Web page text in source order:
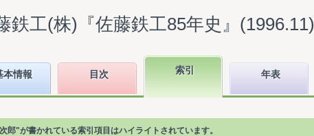
鉄工(株)『佐藤鉄工85年史』(1996.11)
本情報 目次 索引 年表
郎"が書かれている索引項目はハイライトされています。